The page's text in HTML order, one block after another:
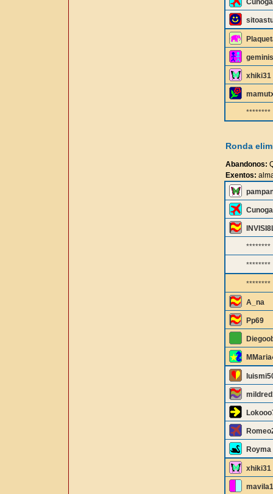
xhiki31
********
Ronda
Abandonos:
Exentos:
********
********
********
A_na
Pp69
Royma
xhiki31